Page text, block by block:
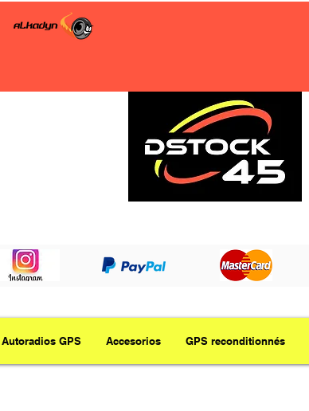
Autoradios GPS Accesorios GPS reconditionnés